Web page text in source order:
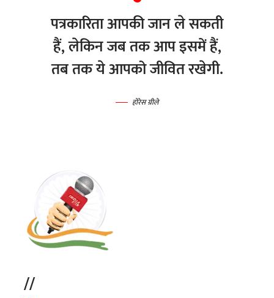
पत्रकारिता आपकी जान ले सकती
हैं, लेकिन जब तक आप इसमें हैं,
तब तक ये आपको जीवित रखेगी.
होरेस ग्रीले
//